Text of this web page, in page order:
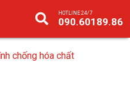
HOTLINE 24/7
090.60189.86
chống hóa chất